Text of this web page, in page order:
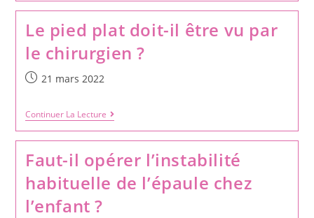
Le pied plat doit-il être vu par
le chirurgien ?
21 mars 2022
Continuer La Lecture
Faut-il opérer l’instabilité
habituelle de l’épaule chez
l’enfant ?